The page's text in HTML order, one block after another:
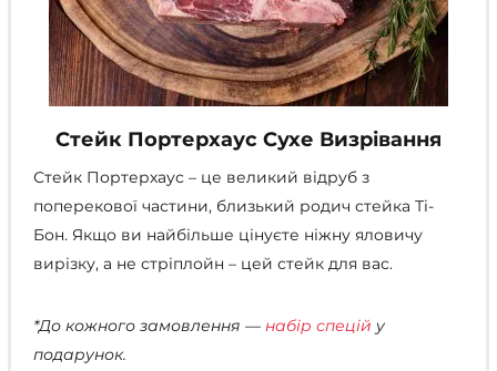
Стейк Портерхаус Сухе Визрівання
Стейк Портерхаус – це великий відруб з
поперекової частини, близький родич стейка Ті-
Бон. Якщо ви найбільше цінуєте ніжну яловичу
вирізку, а не стріплойн – цей стейк для вас.
*До кожного замовлення — набір спецій у
подарунок.